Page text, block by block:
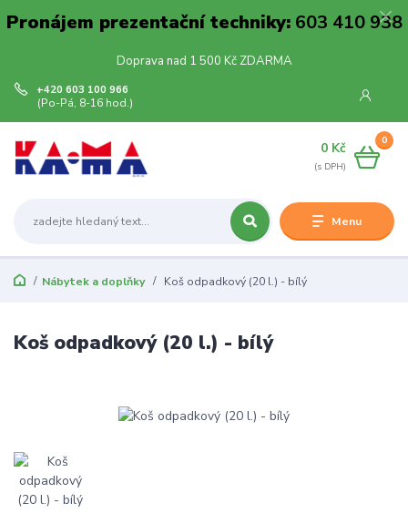
Pronájem prezentační techniky:603 410 938
Doprava nad 1 500 Kč ZDARMA
Menu
+420 603 100 966
(Po-Pá, 8-16 hod.)
0
0 Kč
Nábytek a doplňky Koš odpadkový (20 l.) - bílý
Koš odpadkový (20 l.) - bílý